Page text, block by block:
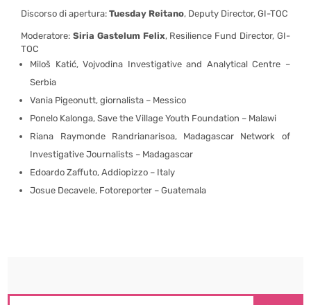
Discorso di apertura:Tuesday Reitano, Deputy Director, GI-TOC
Moderatore:Siria Gastelum Felix, Resilience Fund Director, GI-
TOC
Miloš Katić, Vojvodina Investigative and Analytical Centre ­–
Serbia
Vania Pigeonutt, giornalista – Messico
Ponelo Kalonga, Save the Village Youth Foundation – Malawi
Riana Raymonde Randrianarisoa, Madagascar Network of
Investigative Journalists – Madagascar
Edoardo Zaffuto, Addiopizzo – Italy
Josue Decavele, Fotoreporter – Guatemala